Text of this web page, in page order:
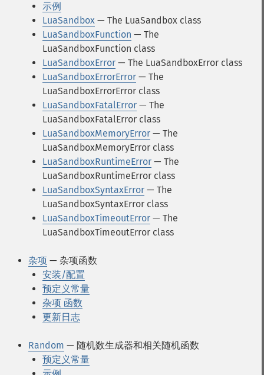
示例
LuaSandbox — The LuaSandbox class
LuaSandboxFunction — The
LuaSandboxFunction class
LuaSandboxError — The LuaSandboxError class
LuaSandboxErrorError — The
LuaSandboxErrorError class
LuaSandboxFatalError — The
LuaSandboxFatalError class
LuaSandboxMemoryError — The
LuaSandboxMemoryError class
LuaSandboxRuntimeError — The
LuaSandboxRuntimeError class
LuaSandboxSyntaxError — The
LuaSandboxSyntaxError class
LuaSandboxTimeoutError — The
LuaSandboxTimeoutError class
杂项 — 杂项函数
安装/配置
预定义常量
杂项 函数
更新日志
Random — 随机数生成器和相关随机函数
预定义常量